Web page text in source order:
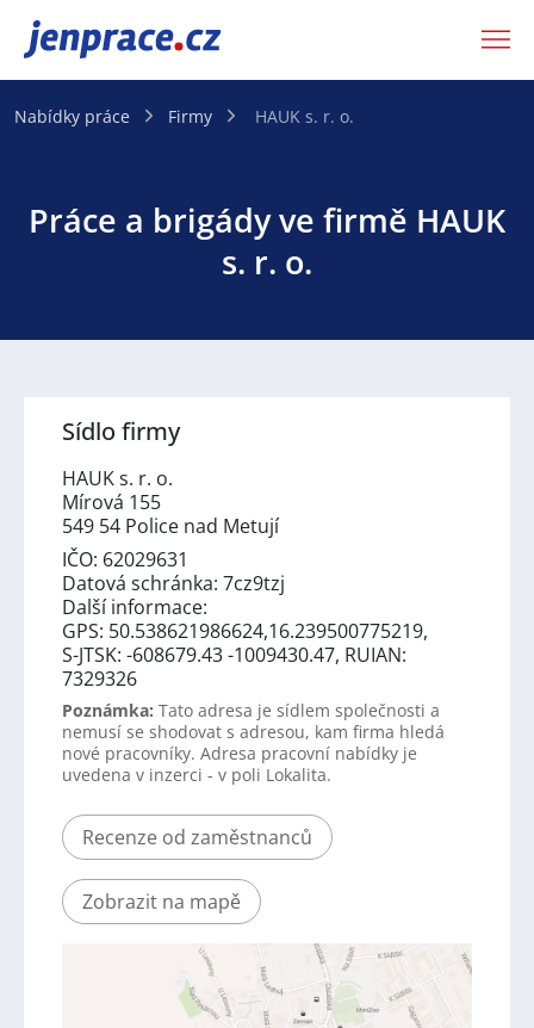
JenPráce.cz
Nabídky práce Firmy HAUK s. r. o.
Práce a brigády ve firmě HAUK
s. r. o.
Sídlo firmy
HAUK s. r. o.
Mírová 155
549 54 Police nad Metují
IČO: 62029631
Datová schránka: 7cz9tzj
Další informace:
GPS: 50.538621986624,16.239500775219,
S-JTSK: -608679.43 -1009430.47, RUIAN:
7329326
Poznámka: Tato adresa je sídlem společnosti a
nemusí se shodovat s adresou, kam firma hledá
nové pracovníky. Adresa pracovní nabídky je
uvedena v inzerci - v poli Lokalita.
Recenze od zaměstnanců
Zobrazit na mapě